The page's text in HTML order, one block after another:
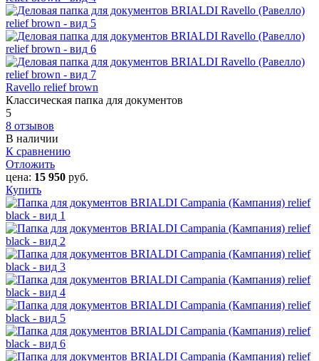
Ravello relief brown
Классическая папка для документов
5
8 отзывов
В наличии
К сравнению
Отложить
цена: 15 950 руб.
Купить